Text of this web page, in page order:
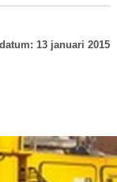
13 januari 2015